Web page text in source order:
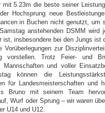
mit 5.23m die beste seiner
Hochsprung neue
in Buchen nicht genutzt, um
anstehenden DSMM wird
ist, insbesondere bei den Jungs ist
Vorüberlegungen zur
vorstellen. Trotz Feier- und
Mannschaften und voller
können die
für Landesmeisterschaften und
Bruno mit seinem Team
Wurf oder Sprung – wir waren
U14 und U12.